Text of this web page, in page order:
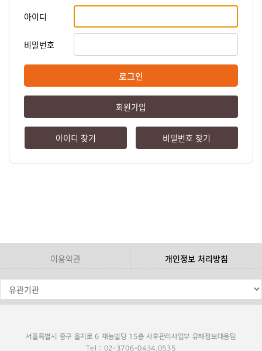
아이디
비밀번호
로그인
회원가입
아이디 찾기 비밀번호 찾기
이용약관 개인정보 처리방침
서울특별시 중구 을지로 6 재능빌딩 15층 사후관리사업부 유해정보대응팀
Tel : 02-3706-0434,0535